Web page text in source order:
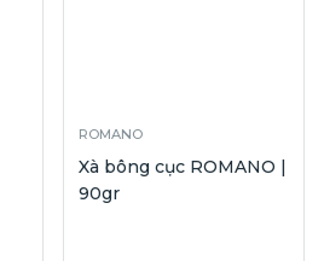
ROMANO
Xà bông cục ROMANO |
90gr